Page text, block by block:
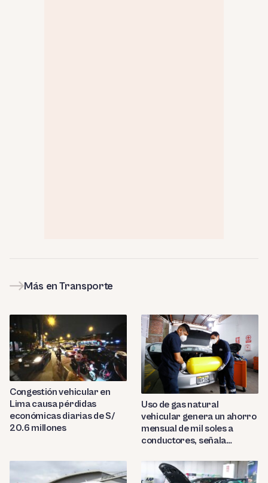
Más en Transporte
Congestión vehicular en
Lima causa pérdidas
económicas diarias de S/
20.6 millones
Uso de gas natural
vehicular genera un ahorro
mensual de mil soles a
conductores, señala